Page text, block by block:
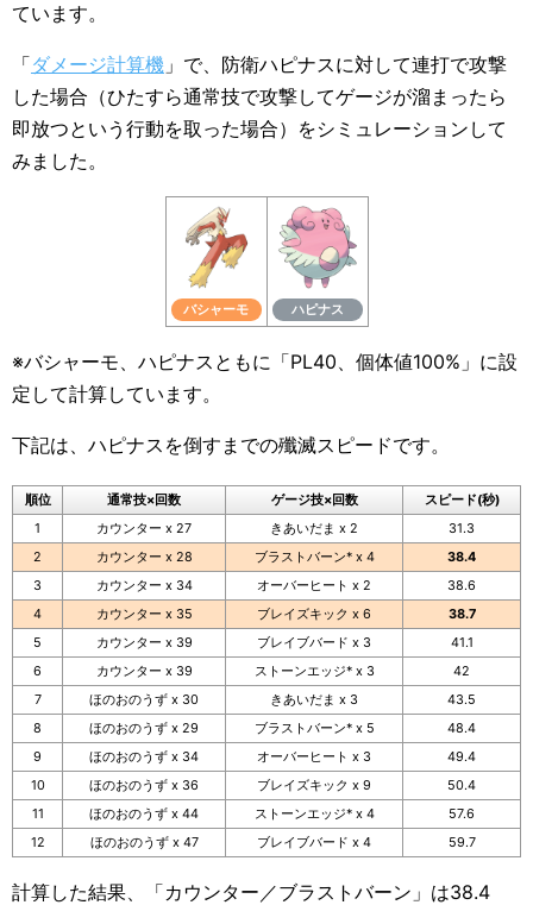
ています。
「ダメージ計算機 」で、防衛ハピナスに対して連打で攻撃
した場合（ひたすら通常技で攻撃してゲージが溜まったら
即放つという行動を取った場合）をシミュレーションして
みました。
バシャーモ ハピナス
※バシャーモ、ハピナスともに「PL40、個体値100%」に設
定して計算しています。
下記は、ハピナスを倒すまでの殲滅スピードです。
順位 通常技×回数 ゲージ技×回数
スピード(秒)
1
カウンター x 27 きあいだま x 2
31.3
2
カウンター x 28 ブラストバーン* x 4
38.4
3
カウンター x 34 オーバーヒート x 2
38.6
4
カウンター x 35 ブレイズキック x 6
38.7
5
カウンター x 39 ブレイブバード x 3
41.1
6
カウンター x 39 ストーンエッジ* x 3
42
7
ほのおのうず x 30 きあいだま x 3
43.5
8
ほのおのうず x 29 ブラストバーン* x 5
48.4
9
ほのおのうず x 34 オーバーヒート x 3
49.4
10
ほのおのうず x 36 ブレイズキック x 9
50.4
11
ほのおのうず x 44 ストーンエッジ* x 4
57.6
12
ほのおのうず x 47 ブレイブバード x 4 59.7
計算した結果、「カウンター／ブラストバーン」は38.4